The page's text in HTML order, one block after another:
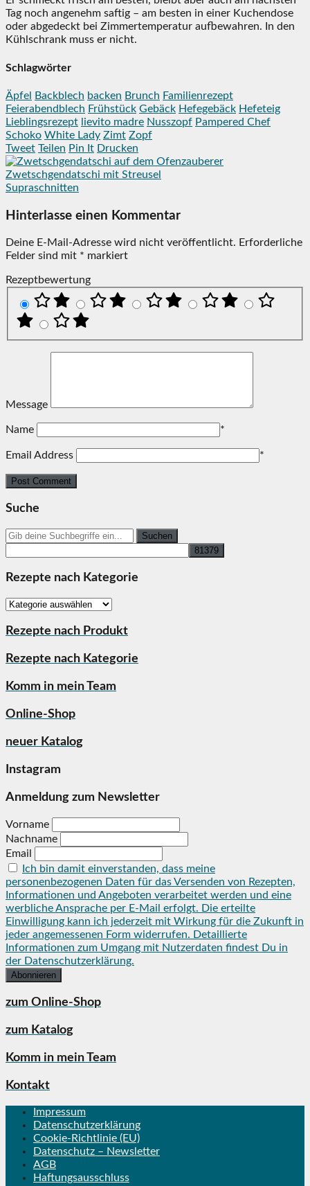
Tag noch angenehm saftig – am besten in einer Kuchendose
oder abgedeckt bei Zimmertemperatur aufbewahren. In den
Kühlschrank muss er nicht.
Schlagwörter
Äpfel Backblech backen Brunch Familienrezept
Feierabendblech Frühstück Gebäck Hefegebäck Hefeteig
Lieblingsrezept lievito madre Nusszopf Pampered Chef
Schoko White Lady Zimt Zopf
Tweet Teilen Pin It Drucken
Zwetschgendatschi mit Streusel
Supraschnitten
Hinterlasse einen Kommentar
Deine E-Mail-Adresse wird nicht veröffentlicht. Erforderliche
Felder sind mit * markiert
Rezeptbewertung
Message
Name *
Email Address *
Suche
Search
for:
Rezepte nach Kategorie
Rezepte
Kategorie
Rezepte nach Produkt
Rezepte nach Kategorie
Komm in mein Team
Online-Shop
neuer Katalog
Instagram
Anmeldung zum Newsletter
Vorname
Nachname
Email
Ich bin damit einverstanden, dass meine
personenbezogenen Daten für das Versenden von Rezepten,
Informationen und Angeboten verarbeitet werden und eine
werbliche Ansprache per E-Mail erfolgt. Die erteilte
Einwilligung kann ich jederzeit mit Wirkung für die Zukunft in
jeder angemessenen Form widerrufen. Detaillierte
Informationen zum Umgang mit Nutzerdaten findest Du in
der Datenschutzerklärung.
zum Online-Shop
zum Katalog
Komm in mein Team
Kontakt
Impressum
Datenschutzerklärung
Cookie-Richtlinie (EU)
Datenschutz – Newsletter
AGB
Haftungsausschluss